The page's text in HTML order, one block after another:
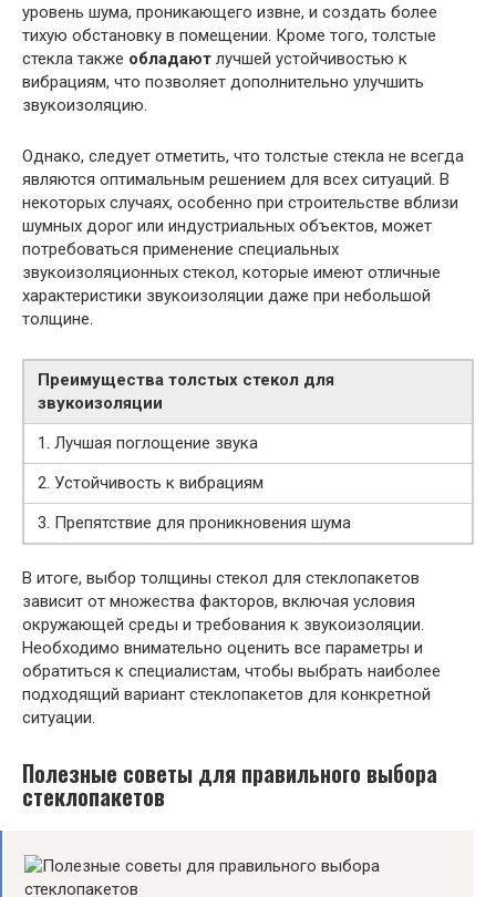
уровень шума, проникающего извне, и создать более
тихую обстановку в помещении. Кроме того, толстые
стекла также обладают лучшей устойчивостью к
вибрациям, что позволяет дополнительно улучшить
звукоизоляцию.
Однако, следует отметить, что толстые стекла не всегда
являются оптимальным решением для всех ситуаций. В
некоторых случаях, особенно при строительстве вблизи
шумных дорог или индустриальных объектов, может
потребоваться применение специальных
звукоизоляционных стекол, которые имеют отличные
характеристики звукоизоляции даже при небольшой
толщине.
Преимущества толстых стекол для
звукоизоляции
1. Лучшая поглощение звука
2. Устойчивость к вибрациям
3. Препятствие для проникновения шума
В итоге, выбор толщины стекол для стеклопакетов
зависит от множества факторов, включая условия
окружающей среды и требования к звукоизоляции.
Необходимо внимательно оценить все параметры и
обратиться к специалистам, чтобы выбрать наиболее
подходящий вариант стеклопакетов для конкретной
ситуации.
Полезные советы для правильного выбора
стеклопакетов